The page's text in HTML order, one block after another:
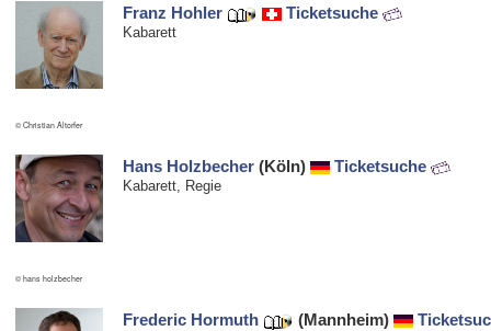
© Christian Altorfer
Franz Hohler Ticketsuche
Kabarett
© hans holzbecher
Hans Holzbecher (Köln) Ticketsuche
Kabarett, Regie
Frederic Hormuth (Mannheim)